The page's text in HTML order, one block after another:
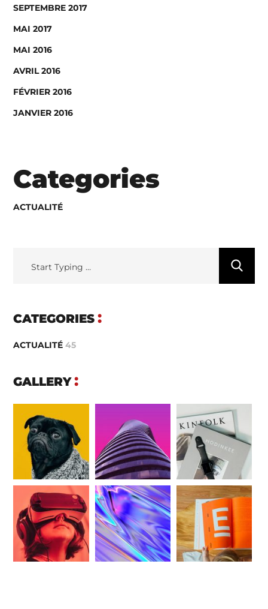
SEPTEMBRE 2017
MAI 2017
MAI 2016
AVRIL 2016
FÉVRIER 2016
JANVIER 2016
Categories
ACTUALITÉ
CATEGORIES
ACTUALITÉ 45
GALLERY